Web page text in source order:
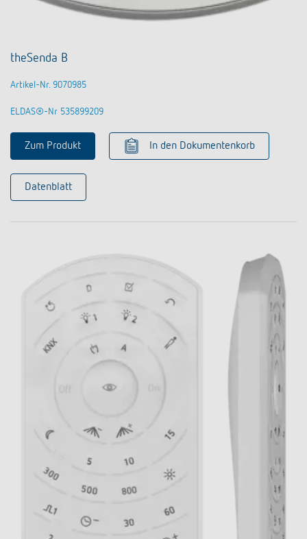
theSenda B
Artikel-Nr. 9070985
ELDAS®-Nr 535899209
Zum Produkt In den Dokumentenkorb
Datenblatt